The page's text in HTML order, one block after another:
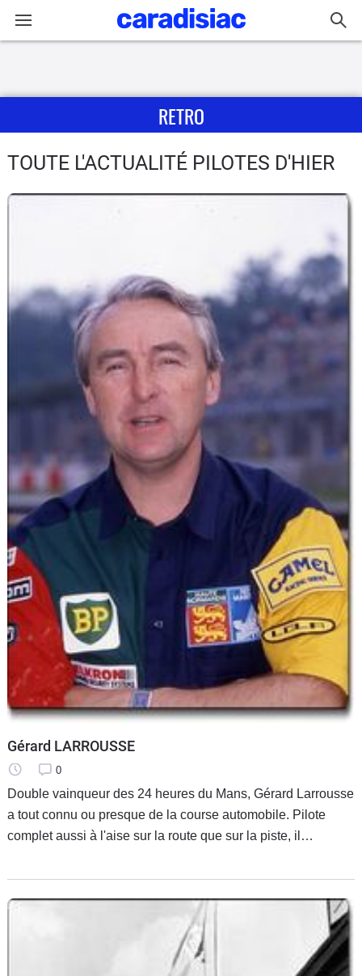
Actu
Essais
Electriques
Flottes
Forum
Moto
Marques
RETRO
TOUTE L'ACTUALITÉ PILOTES D'HIER
Gérard LARROUSSE
0
Double vainqueur des 24 heures du Mans, Gérard Larrousse
a tout connu ou presque de la course automobile. Pilote
complet aussi à l'aise sur la route que sur la piste, il
Renault avant de